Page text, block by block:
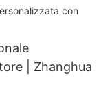
| Zhanghua